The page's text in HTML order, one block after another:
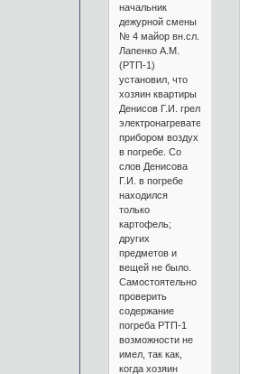
начальник
дежурной смены
№ 4 майор вн.сл.
Лапенко А.М.
(РТП-1)
установил, что
хозяин квартиры
Денисов Г.И. грел
электронагревательным
прибором воздух
в погребе. Со
слов Денисова
Г.И. в погребе
находился
только
картофель;
других
предметов и
вещей не было.
Самостоятельно
проверить
содержание
погреба РТП-1
возможности не
имел, так как,
когда хозяин